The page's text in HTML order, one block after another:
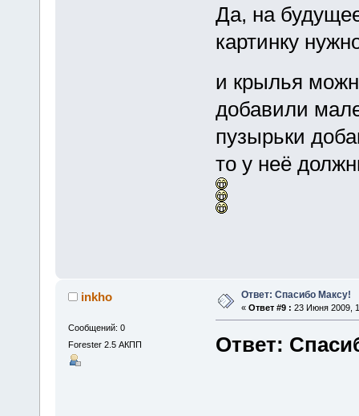
Да, на
картинку
и крылья
добавили
пузырьки
то у неё
inkho
Сообщений: 0
Forester 2.5 АКПП
Ответ: Спасибо Максу!
« Ответ #9 : 23 Июня 2009,
Ответ: